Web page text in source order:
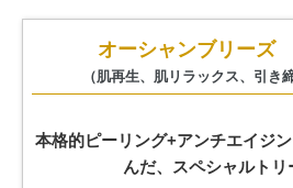
オーシャンブリーズ
（肌再生、肌リラックス、引き
本格的ピーリング+アンチエイジ
んだ、
スペシャルトリ